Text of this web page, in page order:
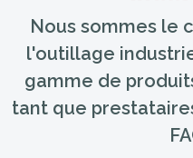
Nous sommes le
l'outillage
gamme de
tant que